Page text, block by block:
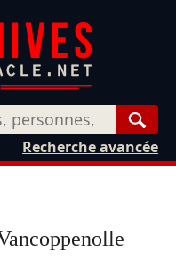
Recherche avancée